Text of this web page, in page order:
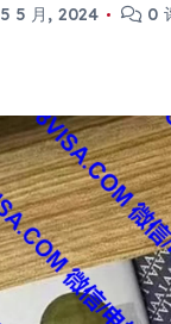
5 月, 2024 0